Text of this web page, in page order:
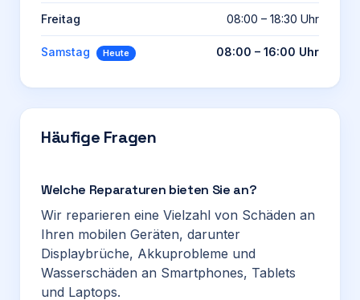
Freitag 08:00 – 18:30 Uhr
Samstag Heute 08:00 – 16:00 Uhr
Häufige Fragen
Welche Reparaturen bieten Sie an?
Wir reparieren eine Vielzahl von Schäden an
Ihren mobilen Geräten, darunter
Displaybrüche, Akkuprobleme und
Wasserschäden an Smartphones, Tablets
und Laptops.